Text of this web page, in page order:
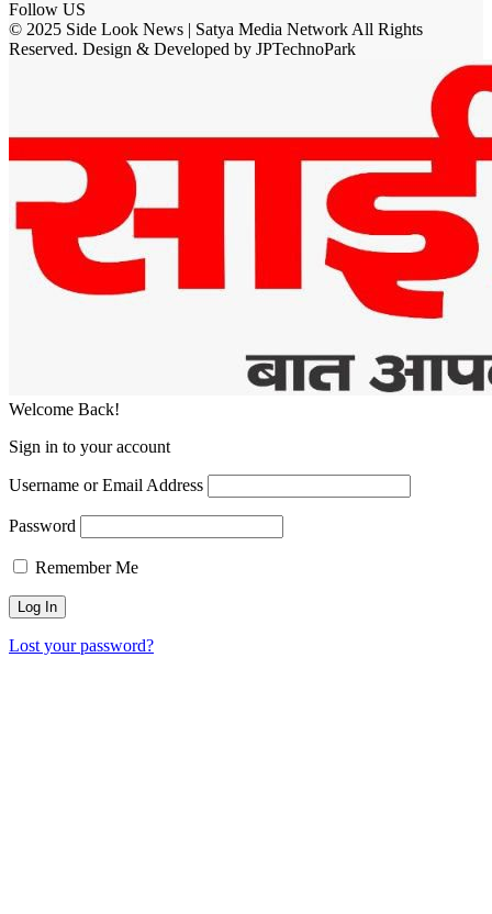
Follow US
© 2025 Side Look News | Satya Media Network All Rights
Reserved. Design & Developed by JPTechnoPark
Welcome Back!
Sign in to your account
Username or Email Address
Password
Remember Me
Lost your password?